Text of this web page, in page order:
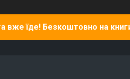
вже їде! Безкоштовно на